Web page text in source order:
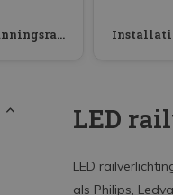
LED Spanningsrail
LED
LED
als Philips,